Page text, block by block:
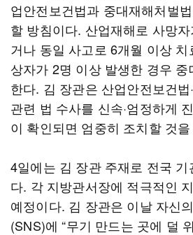
업안전보건법과 중대재해처벌
할 방침이다. 산업재해로 사망
거나 동일 사고로 6개월 이상
상자가 2명 이상 발생한 경우
한다. 김 장관은 산업안전보건
관련 법 수사를 신속·엄정하게
이 확인되면 엄중히 조치할 것
4일에는 김 장관 주재로 전국 기
다. 각 지방관서장에 적극적인
예정이다. 김 장관은 이날 자신
(SNS)에 “무기 만드는 곳에 덜